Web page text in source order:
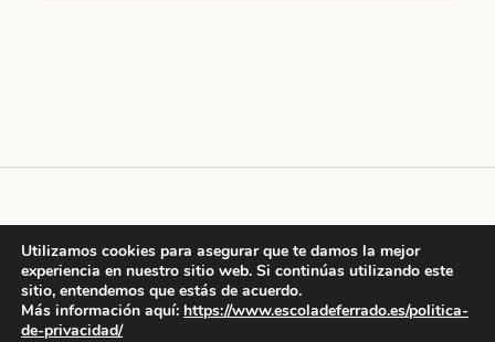
escola de ferrado
Utilizamos cookies para asegurar que te damos la mejor
experiencia en nuestro sitio web. Si continúas utilizando este
sitio, entendemos que estás de acuerdo.
Más información aquí: https://www.escoladeferrado.es/politica-
de-privacidad/